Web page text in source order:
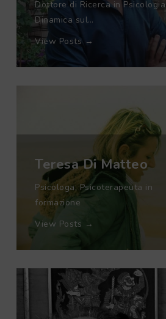
Dottore di Ricerca in Psicologia
Dinamica sul…
View Posts →
Teresa Di Matteo
Psicologa, Psicoterapeuta in
formazione
View Posts →